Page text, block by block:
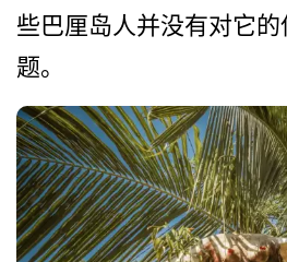
些巴厘岛人并没有对它
题。